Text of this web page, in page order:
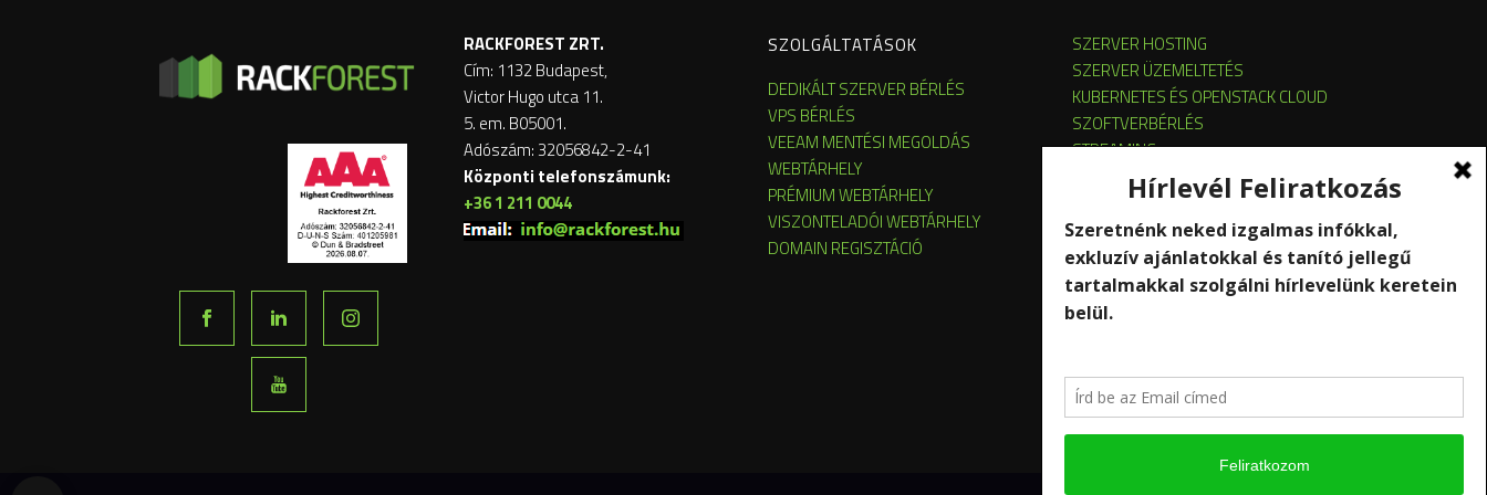
RACKFOREST ZRT.
Cím: 1132 Budapest,
Victor Hugo utca 11.
5. em. B05001.
Adószám: 32056842-2-41
Központi telefonszámunk:
+36 1 211 0044
SZOLGÁLTATÁSOK
DEDIKÁLT SZERVER BÉRLÉS
VPS BÉRLÉS
VEEAM MENTÉSI MEGOLDÁS
WEBTÁRHELY
PRÉMIUM WEBTÁRHELY
VISZONTELADÓI WEBTÁRHELY
DOMAIN REGISZTÁCIÓ
SZERVER HOSTING
SZERVER ÜZEMELTETÉS
KUBERNETES ÉS OPENSTACK CLOUD
SZOFTVERBÉRLÉS
STREAMING